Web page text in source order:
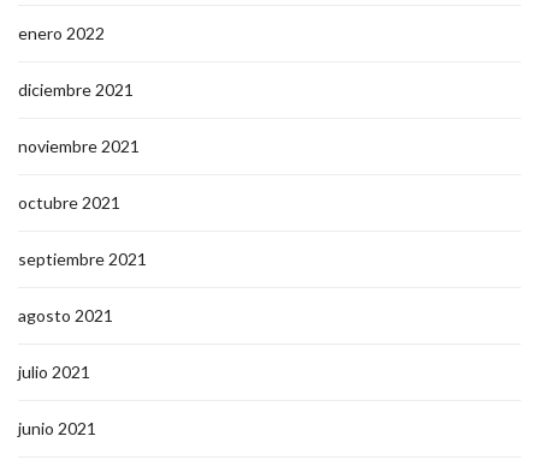
enero 2022
diciembre 2021
noviembre 2021
octubre 2021
septiembre 2021
agosto 2021
julio 2021
junio 2021